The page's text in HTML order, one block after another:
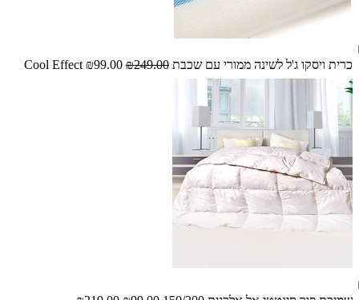
כרית ויסקו ג'ל לשינה ממורי עם שכבת Cool Effect ₪99.00 ₪249.00